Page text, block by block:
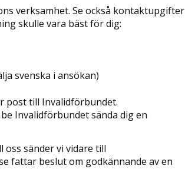
verksamhet. Se också kontaktupgifter
skulle vara bäst för dig:
svenska i ansökan)
post till Invalidförbundet.
Invalidförbundet sända dig en
oss sänder vi vidare till
fattar beslut om godkännande av en